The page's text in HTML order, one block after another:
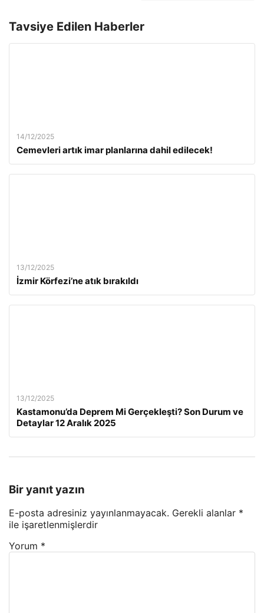
Tavsiye Edilen Haberler
14/12/2025
Cemevleri artık imar planlarına dahil edilecek!
13/12/2025
İzmir Körfezi’ne atık bırakıldı
13/12/2025
Kastamonu’da Deprem Mi Gerçekleşti? Son Durum ve
Detaylar 12 Aralık 2025
Bir yanıt yazın
E-posta adresiniz yayınlanmayacak. Gerekli alanlar *
ile işaretlenmişlerdir
Yorum *